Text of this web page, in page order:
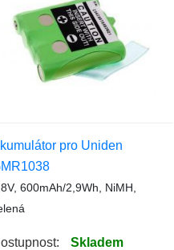
pro Uniden
600mAh/2,9Wh, NiMH,
Skladem